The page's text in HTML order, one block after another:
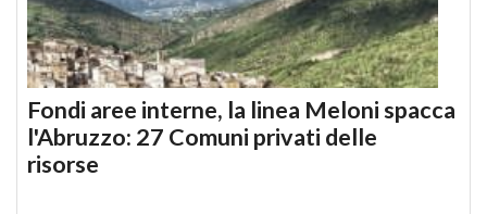
Fondi aree interne, la linea Meloni spacca
l'Abruzzo: 27 Comuni privati delle
risorse